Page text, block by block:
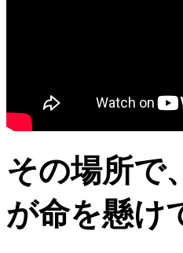
その場所で
が命を懸け